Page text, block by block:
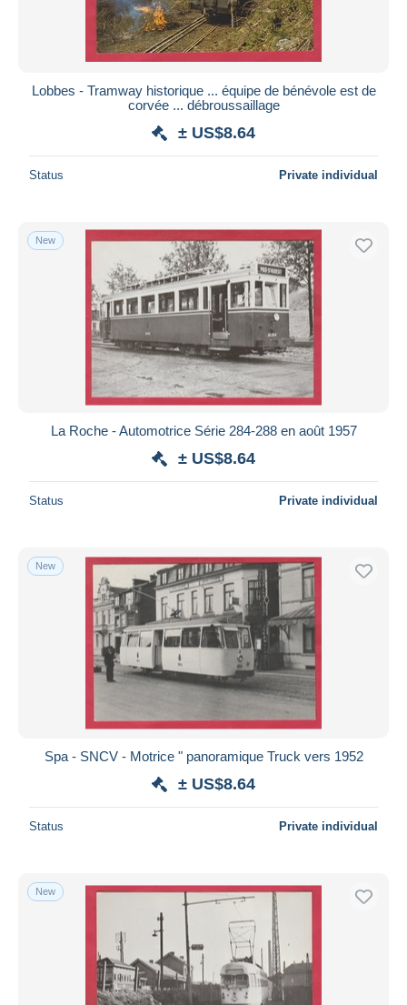
Lobbes - Tramway historique ... équipe de bénévole est de
corvée ... débroussaillage
± US$8.64
Status Private individual
New
La Roche - Automotrice Série 284-288 en août 1957
± US$8.64
Status Private individual
New
Spa - SNCV - Motrice " panoramique Truck vers 1952
± US$8.64
Status Private individual
New